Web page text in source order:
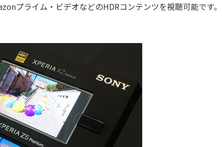
プライム・ビデオなどのHDRコンテンツを視聴可能です。